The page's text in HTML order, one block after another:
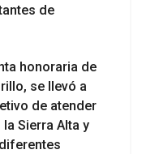
de
honoraria de
se llevó a
de atender
Sierra Alta y